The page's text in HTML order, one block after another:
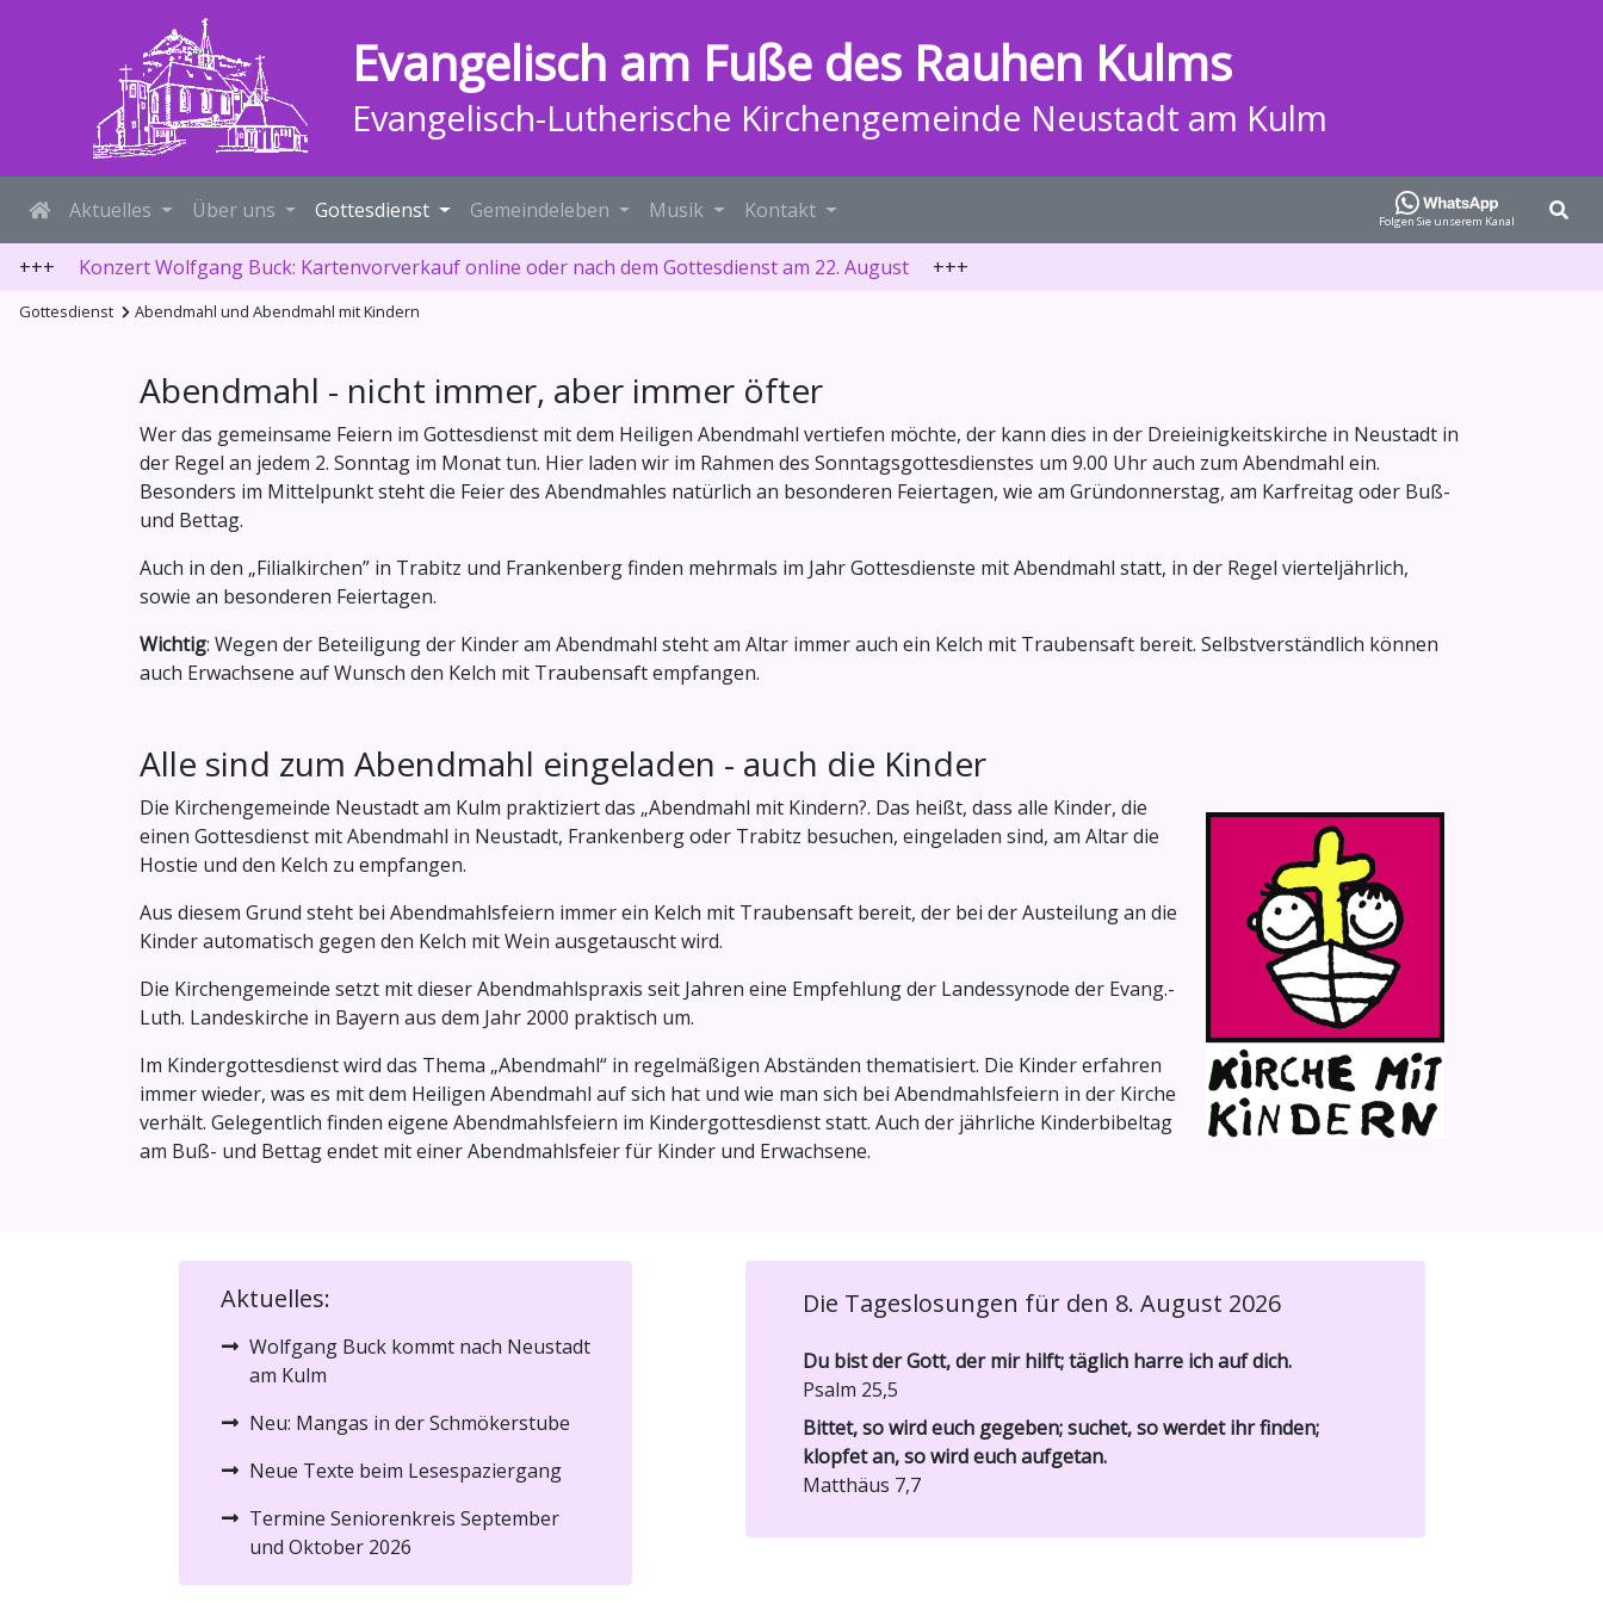
Evangelisch am Fuße des Rauhen Kulms
Evangelisch-Lutherische Kirchengemeinde Neustadt am Kulm
Aktuelles Über uns Gottesdienst Gemeindeleben Musik Kontakt Folgen Sie unserem Kanal
+++ Konzert Wolfgang Buck: Kartenvorverkauf online oder nach dem Gottesdienst am 22. August +++
Gottesdienst Abendmahl und Abendmahl mit Kindern
Abendmahl - nicht immer, aber immer öfter
Wer das gemeinsame Feiern im Gottesdienst mit dem Heiligen Abendmahl vertiefen möchte, der kann dies in der Dreieinigkeitskirche in Neustadt in
der Regel an jedem 2. Sonntag im Monat tun. Hier laden wir im Rahmen des Sonntagsgottesdienstes um 9.00 Uhr auch zum Abendmahl ein.
Besonders im Mittelpunkt steht die Feier des Abendmahles natürlich an besonderen Feiertagen, wie am Gründonnerstag, am Karfreitag oder Buß-
und Bettag.
Auch in den „Filialkirchen” in Trabitz und Frankenberg finden mehrmals im Jahr Gottesdienste mit Abendmahl statt, in der Regel vierteljährlich,
sowie an besonderen Feiertagen.
Wichtig: Wegen der Beteiligung der Kinder am Abendmahl steht am Altar immer auch ein Kelch mit Traubensaft bereit. Selbstverständlich können
auch Erwachsene auf Wunsch den Kelch mit Traubensaft empfangen.
Alle sind zum Abendmahl eingeladen - auch die Kinder
Die Kirchengemeinde Neustadt am Kulm praktiziert das „Abendmahl mit Kindern?. Das heißt, dass alle Kinder, die
einen Gottesdienst mit Abendmahl in Neustadt, Frankenberg oder Trabitz besuchen, eingeladen sind, am Altar die
Hostie und den Kelch zu empfangen.
Aus diesem Grund steht bei Abendmahlsfeiern immer ein Kelch mit Traubensaft bereit, der bei der Austeilung an die
Kinder automatisch gegen den Kelch mit Wein ausgetauscht wird.
Die Kirchengemeinde setzt mit dieser Abendmahlspraxis seit Jahren eine Empfehlung der Landessynode der Evang.-
Luth. Landeskirche in Bayern aus dem Jahr 2000 praktisch um.
Im Kindergottesdienst wird das Thema „Abendmahl“ in regelmäßigen Abständen thematisiert. Die Kinder erfahren
immer wieder, was es mit dem Heiligen Abendmahl auf sich hat und wie man sich bei Abendmahlsfeiern in der Kirche
verhält. Gelegentlich finden eigene Abendmahlsfeiern im Kindergottesdienst statt. Auch der jährliche Kinderbibeltag
am Buß- und Bettag endet mit einer Abendmahlsfeier für Kinder und Erwachsene.
Aktuelles:
Wolfgang Buck kommt nach Neustadt
am Kulm
Neu: Mangas in der Schmökerstube
Neue Texte beim Lesespaziergang
Termine Seniorenkreis September
und Oktober 2026
Die Tageslosungen für den 8. August 2026
Du bist der Gott, der mir hilft; täglich harre ich auf dich.
Psalm 25,5
Bittet, so wird euch gegeben; suchet, so werdet ihr finden;
klopfet an, so wird euch aufgetan.
Matthäus 7,7